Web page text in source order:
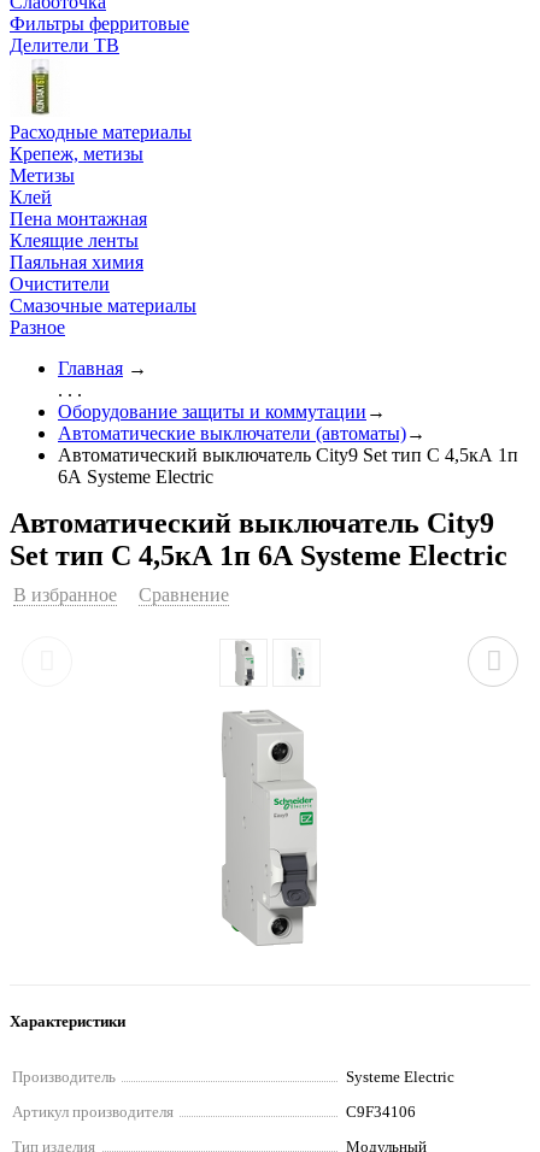
Фильтры ферритовые
Делители ТВ
Расходные материалы
Крепеж, метизы
Метизы
Клей
Пена монтажная
Клеящие ленты
Паяльная химия
Очистители
Смазочные материалы
Разное
Главная →
. . .
Оборудование защиты и коммутации →
Автоматические выключатели (автоматы)→
Автоматический выключатель City9 Set тип С 4,5кА 1п
6А Systeme Electric
Автоматический выключатель City9
Set тип С 4,5кА 1п 6А Systeme Electric
В избранное Сравнение
Характеристики
Производитель
Systeme Electric
Артикул производителя
C9F34106
Тип изделия
Модульный